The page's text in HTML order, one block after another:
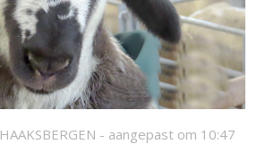
HAAKSBERGEN - aangepast om 10:47